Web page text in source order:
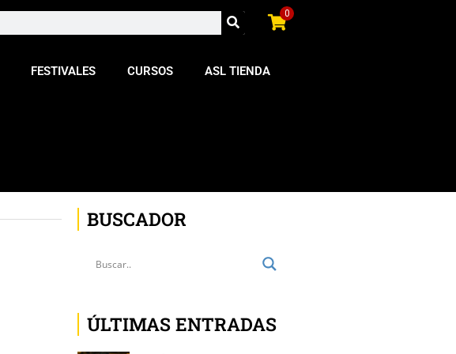
0
FESTIVALES CURSOS ASL TIENDA
BUSCADOR
ÚLTIMAS ENTRADAS